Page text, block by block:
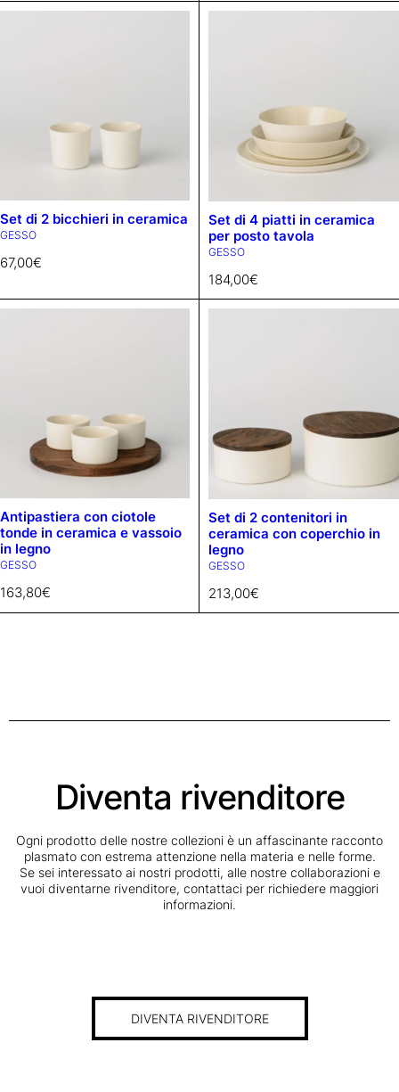
Set di 2 bicchieri in ceramica
GESSO
67,00€
Set di 4 piatti in ceramica
per posto tavola
GESSO
184,00€
Antipastiera con ciotole
tonde in ceramica e vassoio
in legno
GESSO
163,80€
Set di 2 contenitori in
ceramica con coperchio in
legno
GESSO
213,00€
Diventa rivenditore
Ogni prodotto delle nostre collezioni è un affascinante racconto
plasmato con estrema attenzione nella materia e nelle forme.
Se sei interessato ai nostri prodotti, alle nostre collaborazioni e
vuoi diventarne rivenditore, contattaci per richiedere maggiori
informazioni.
DIVENTA RIVENDITORE